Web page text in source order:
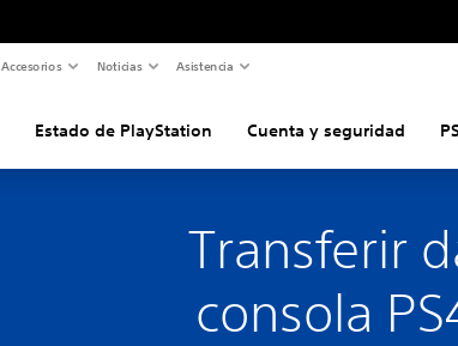
Accesorios Noticias Asistencia
Estado de PlayStation Cuenta y seguridad
Transferir
consola